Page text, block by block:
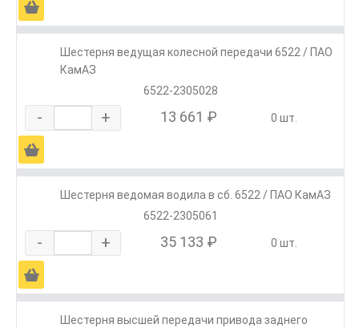
Ä
Шестерня ведущая колесной передачи 6522 / ПАО
КамАЗ
6522-2305028
- + 13 661 ₽ 0 шт.
Ä
Шестерня ведомая водила в сб. 6522 / ПАО КамАЗ
6522-2305061
- + 35 133 ₽ 0 шт.
Ä
Шестерня высшей передачи привода заднего